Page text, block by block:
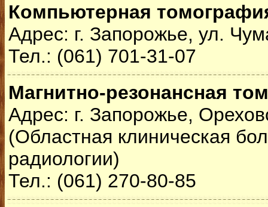
Компьютерная
Адрес: г. Запорожье, ул.
Тел.: (061) 701-31-07
Магнитно-резонансная
Адрес: г. Запорожье,
(Областная клиническая
радиологии)
Тел.: (061) 270-80-85